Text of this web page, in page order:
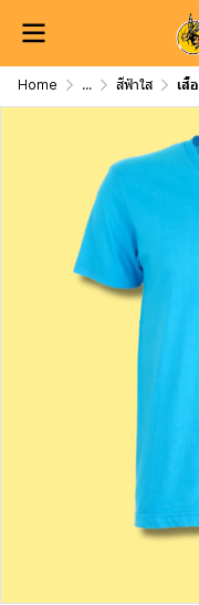
Home ... สีฟ้าใส เสื้